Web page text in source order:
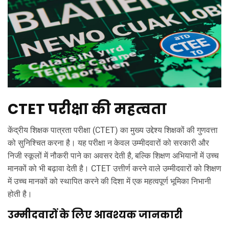
CTET परीक्षा की महत्वता
केंद्रीय शिक्षक पात्रता परीक्षा (CTET) का मुख्य उद्देश्य शिक्षकों की गुणवत्ता
को सुनिश्चित करना है। यह परीक्षा न केवल उम्मीदवारों को सरकारी और
निजी स्कूलों में नौकरी पाने का अवसर देती है, बल्कि शिक्षण अभियानों में उच्च
मानकों को भी बढ़ावा देती है। CTET उत्तीर्ण करने वाले उम्मीदवारों को शिक्षण
में उच्च मानकों को स्थापित करने की दिशा में एक महत्वपूर्ण भूमिका निभानी
होती है।
उम्मीदवारों के लिए आवश्यक जानकारी